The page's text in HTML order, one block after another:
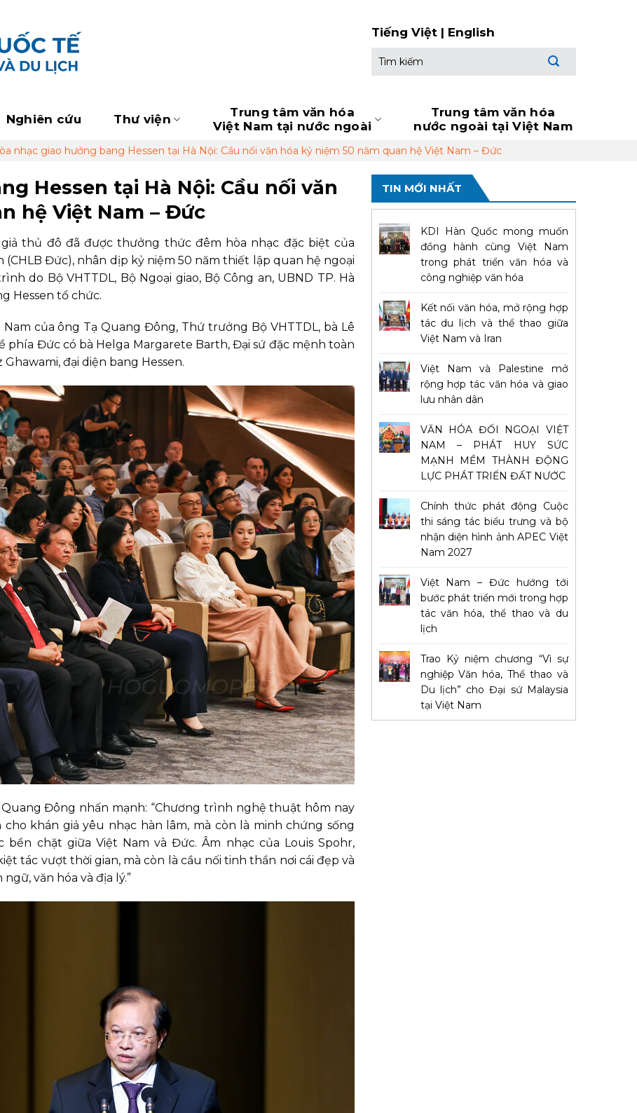
Tiếng Việt| English
kiếm:
Nghiên cứu Thư viện
Trung tâm văn hóa
Việt Nam tại nước ngoài
Trung tâm văn hóa
nước ngoài tại Việt Nam
nhạc giao hưởng bang Hessen tại Hà Nội: Cầu nối văn hóa kỷ niệm 50 năm quan hệ Việt Nam – Đức
Hessen tại Hà Nội: Cầu nối văn
hệ Việt Nam – Đức
giả thủ đô đã được thưởng thức đêm hòa nhạc đặc biệt của
Đức), nhân dịp kỷ niệm 50 năm thiết lập quan hệ ngoại
do Bộ VHTTDL, Bộ Ngoại giao, Bộ Công an, UBND TP. Hà
Hessen tổ chức.
của ông Tạ Quang Đông, Thứ trưởng Bộ VHTTDL, bà Lê
phía Đức có bà Helga Margarete Barth, Đại sứ đặc mệnh toàn
đại diện bang Hessen.
Đông nhấn mạnh: “Chương trình nghệ thuật hôm nay
khán giả yêu nhạc hàn lâm, mà còn là minh chứng sống
chặt giữa Việt Nam và Đức. Âm nhạc của Louis Spohr,
tác vượt thời gian, mà còn là cầu nối tinh thần nơi cái đẹp và
văn hóa và địa lý.”
TIN MỚI NHẤT
KDI Hàn Quốc mong muốn
đồng hành cùng Việt Nam
trong phát triển văn hóa và
công nghiệp văn hóa
Kết nối văn hóa, mở rộng hợp
tác du lịch và thể thao giữa
Việt Nam và Iran
Việt Nam và Palestine mở
rộng hợp tác văn hóa và giao
lưu nhân dân
VĂN HÓA ĐỐI NGOẠI VIỆT
NAM – PHÁT HUY SỨC
MẠNH MỀM THÀNH ĐỘNG
LỰC PHÁT TRIỂN ĐẤT NƯỚC
Chính thức phát động Cuộc
thi sáng tác biểu trưng và bộ
nhận diện hình ảnh APEC Việt
Nam 2027
Việt Nam – Đức hướng tới
bước phát triển mới trong hợp
tác văn hóa, thể thao và du
lịch
Trao Kỷ niệm chương “Vì sự
nghiệp Văn hóa, Thể thao và
Du lịch” cho Đại sứ Malaysia
tại Việt Nam